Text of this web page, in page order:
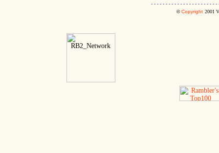
- - - - - - - - - - - - - - - - - - - - - -
©Copyright 2001